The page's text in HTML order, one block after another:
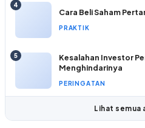
4
Cara Beli Saham
PRAKTIK
5
Kesalahan Investor
Menghindarinya
PERINGATAN
Lihat semua